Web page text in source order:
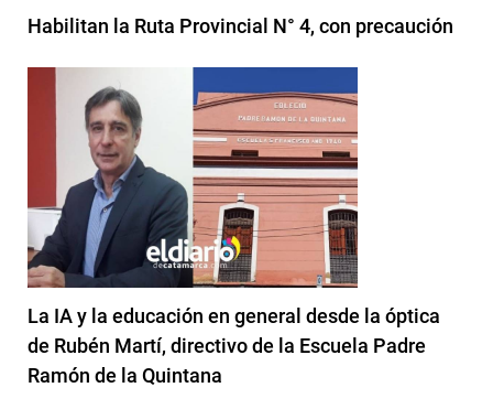
Habilitan la Ruta Provincial N° 4, con precaución
La IA y la educación en general desde la óptica
de Rubén Martí, directivo de la Escuela Padre
Ramón de la Quintana